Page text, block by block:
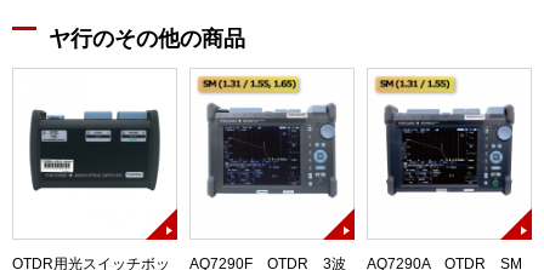
ヤ行のその他の商品
OTDR用光スイッチボッ
AQ7290F OTDR 3波
AQ7290A OTDR SM